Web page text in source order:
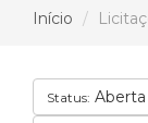
Início
Status: Aberta